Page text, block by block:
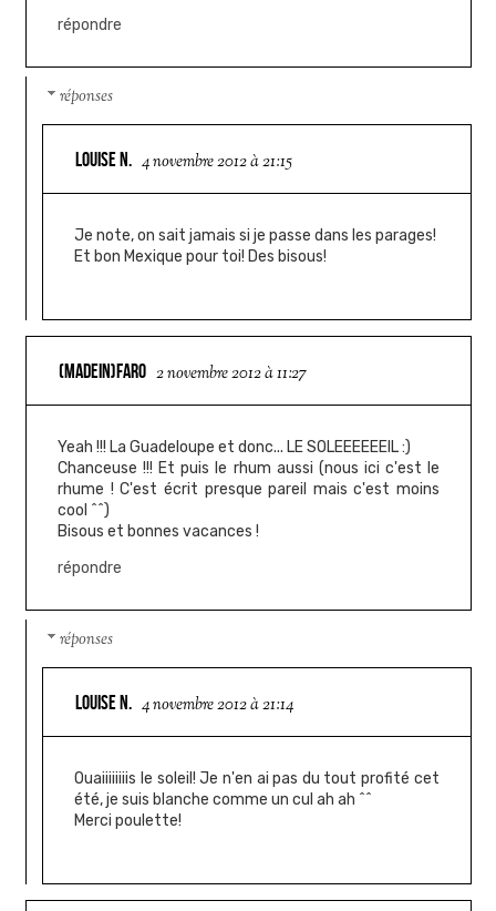
répondre
réponses
LOUISE N. 4 novembre 2012 à 21:15
Je note, on sait jamais si je passe dans les parages!
Et bon Mexique pour toi! Des bisous!
(MADEIN)FARO 2 novembre 2012 à 11:27
Yeah !!! La Guadeloupe et donc... LE SOLEEEEEEIL :)
Chanceuse !!! Et puis le rhum aussi (nous ici c'est le
rhume ! C'est écrit presque pareil mais c'est moins
cool ^^)
Bisous et bonnes vacances !
répondre
réponses
LOUISE N. 4 novembre 2012 à 21:14
Ouaiiiiiiiis le soleil! Je n'en ai pas du tout profité cet
été, je suis blanche comme un cul ah ah ^^
Merci poulette!